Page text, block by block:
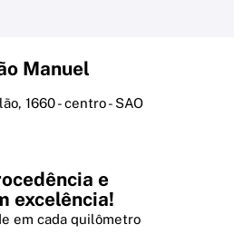
Manuel
1660 - centro - SAO
e
excelência!
em cada quilômetro